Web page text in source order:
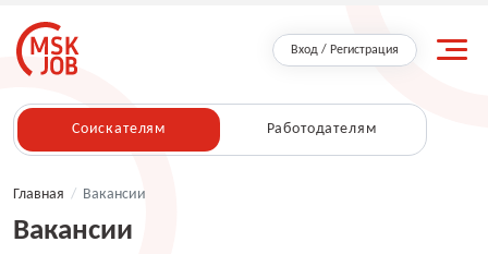
Вход / Регистрация
Соискателям Работодателям
Главная / Вакансии
Вакансии